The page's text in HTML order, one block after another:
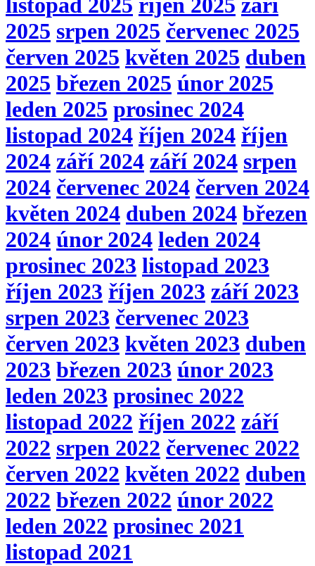
listopad 2025 říjen 2025 září
2025 srpen 2025 červenec 2025
červen 2025 květen 2025 duben
2025 březen 2025 únor 2025
leden 2025 prosinec 2024
listopad 2024 říjen 2024 říjen
2024 září 2024 září 2024 srpen
2024 červenec 2024 červen 2024
květen 2024 duben 2024 březen
2024 únor 2024 leden 2024
prosinec 2023 listopad 2023
říjen 2023 říjen 2023 září 2023
srpen 2023 červenec 2023
červen 2023 květen 2023 duben
2023 březen 2023 únor 2023
leden 2023 prosinec 2022
listopad 2022 říjen 2022 září
2022 srpen 2022 červenec 2022
červen 2022 květen 2022 duben
2022 březen 2022 únor 2022
leden 2022 prosinec 2021
listopad 2021